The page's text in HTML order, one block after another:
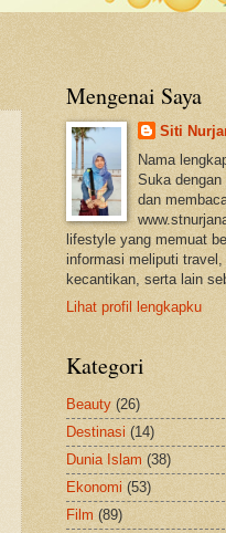
Mengenai Saya
Siti
Nama
Suka
dan
lifestyle yang memuat
informasi meliputi
kecantikan, serta lain
Lihat profil lengkapku
Kategori
Beauty (26)
Destinasi (14)
Dunia Islam (38)
Ekonomi (53)
Film (89)